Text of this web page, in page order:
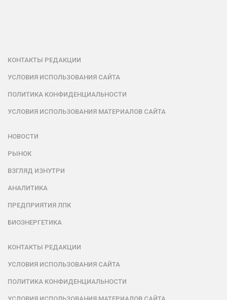
КОНТАКТЫ РЕДАКЦИИ
УСЛОВИЯ ИСПОЛЬЗОВАНИЯ САЙТА
ПОЛИТИКА КОНФИДЕНЦИАЛЬНОСТИ
УСЛОВИЯ ИСПОЛЬЗОВАНИЯ МАТЕРИАЛОВ САЙТА
НОВОСТИ
РЫНОК
ВЗГЛЯД ИЗНУТРИ
АНАЛИТИКА
ПРЕДПРИЯТИЯ ЛПК
БИОЭНЕРГЕТИКА
КОНТАКТЫ РЕДАКЦИИ
УСЛОВИЯ ИСПОЛЬЗОВАНИЯ САЙТА
ПОЛИТИКА КОНФИДЕНЦИАЛЬНОСТИ